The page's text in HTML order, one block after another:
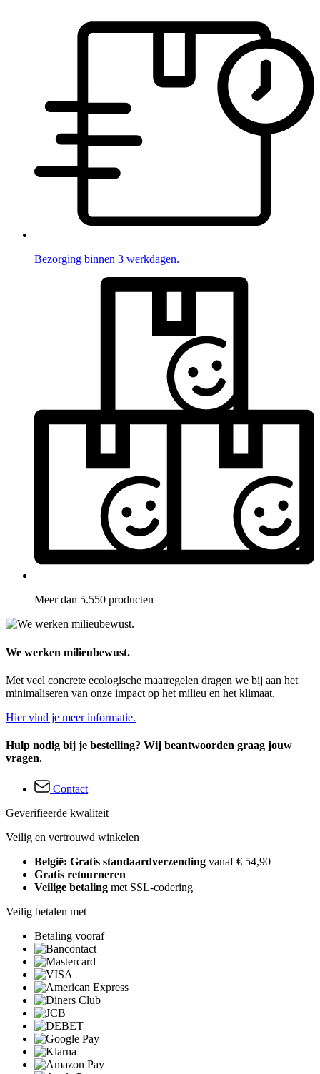
Bezorging binnen 3 werkdagen.
Meer dan 5.550 producten
We werken milieubewust.
Met veel concrete ecologische maatregelen dragen we bij aan het
minimaliseren van onze impact op het milieu en het klimaat.
Hier vind je meer informatie.
Hulp nodig bij je bestelling? Wij beantwoorden graag jouw
vragen.
Contact
Geverifieerde kwaliteit
Veilig en vertrouwd winkelen
België: Gratis standaardverzending vanaf € 54,90
Gratis retourneren
Veilige betaling met SSL-codering
Veilig betalen met
Betaling vooraf